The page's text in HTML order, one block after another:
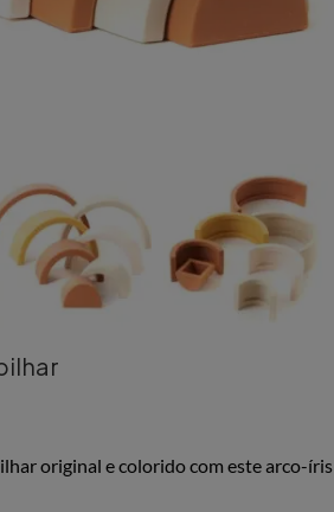
original e colorido com este arco-íris